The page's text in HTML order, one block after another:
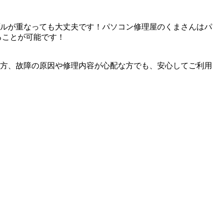
が重なっても大丈夫です！パソコン修理屋のくまさんはパ
とが可能です！
、故障の原因や修理内容が心配な方でも、安心してご利用